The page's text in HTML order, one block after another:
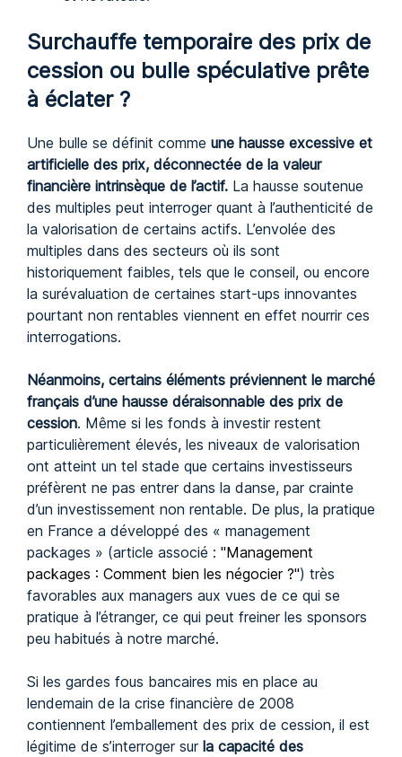
Surchauffe temporaire des prix de
cession ou bulle spéculative prête
à éclater ?
Une bulle se définit comme une hausse excessive et
artificielle des prix, déconnectée de la valeur
financière intrinsèque de l’actif. La hausse soutenue
des multiples peut interroger quant à l’authenticité de
la valorisation de certains actifs. L’envolée des
multiples dans des secteurs où ils sont
historiquement faibles, tels que le conseil, ou encore
la surévaluation de certaines start-ups innovantes
pourtant non rentables viennent en effet nourrir ces
interrogations.
Néanmoins, certains éléments préviennent le marché
français d’une hausse déraisonnable des prix de
cession. Même si les fonds à investir restent
particulièrement élevés, les niveaux de valorisation
ont atteint un tel stade que certains investisseurs
préfèrent ne pas entrer dans la danse, par crainte
d’un investissement non rentable. De plus, la pratique
en France a développé des « management
packages » (article associé : "Management
packages : Comment bien les négocier ?") très
favorables aux managers aux vues de ce qui se
pratique à l’étranger, ce qui peut freiner les sponsors
peu habitués à notre marché.
Si les gardes fous bancaires mis en place au
lendemain de la crise financière de 2008
contiennent l’emballement des prix de cession, il est
légitime de s’interroger sur la capacité des